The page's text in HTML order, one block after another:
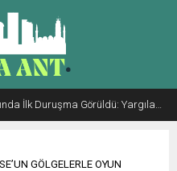
Doruk Efe Bingöl Davasında İlk Duruşma Görüldü: Yargılama 20 Ekim 2026’ya Ertelendi
GÖLGELERLE OYUN